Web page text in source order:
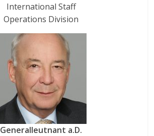
International Staff
Operations Division
Generalleutnant a.D.